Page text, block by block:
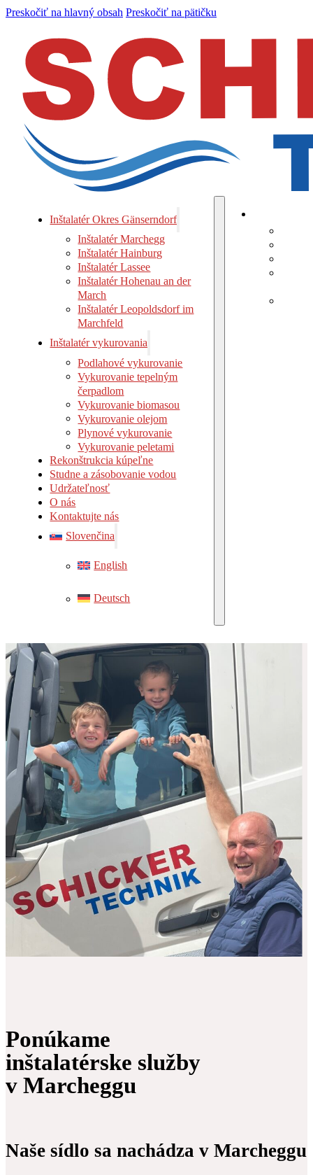
Preskočiť na hlavný obsah Preskočiť na pätičku
Inštalatér Okres Gänserndorf
Inštalatér Marchegg
Inštalatér Hainburg
Inštalatér Lassee
Inštalatér Hohenau an der
March
Inštalatér Leopoldsdorf im
Marchfeld
Inštalatér vykurovania
Podlahové vykurovanie
Vykurovanie tepelným
čerpadlom
Vykurovanie biomasou
Vykurovanie olejom
Plynové vykurovanie
Vykurovanie peletami
Rekonštrukcia kúpeľne
Studne a zásobovanie vodou
Udržateľnosť
O nás
Kontaktujte nás
Slovenčina
English
Deutsch
Ponúkame
inštalatérske služby
v Marcheggu
Naše sídlo sa nachádza v Marcheggu